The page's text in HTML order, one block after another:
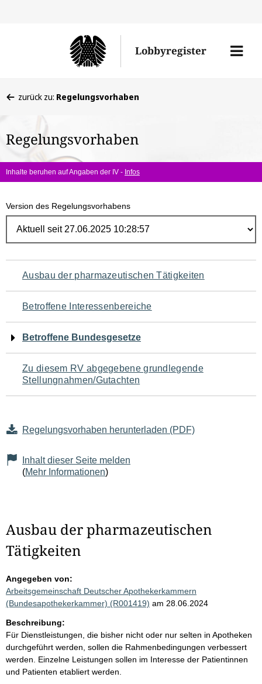
Lobbyregister
Menü
befinden
hier:
zurück zu: Regelungsvorhaben
Regelungsvorhaben
Inhalte beruhen auf Angaben der IV - Infos
Version des Regelungsvorhabens
Navigation
für
den
Seiteninhalt
Ausbau der pharmazeutischen Tätigkeiten
Betroffene Interessenbereiche
Betroffene Bundesgesetze
Zu diesem RV abgegebene grundlegende
Stellungnahmen/Gutachten
Regelungsvorhaben herunterladen (PDF)
Inhalt dieser Seite melden
(Mehr Informationen)
Ausbau der pharmazeutischen
Tätigkeiten
Angegeben von:
Arbeitsgemeinschaft Deutscher Apothekerkammern
(Bundesapothekerkammer) (R001419) am 28.06.2024
Beschreibung:
Für Dienstleistungen, die bisher nicht oder nur selten in Apotheken
durchgeführt werden, sollen die Rahmenbedingungen verbessert
werden. Einzelne Leistungen sollen im Interesse der Patientinnen
und Patienten etabliert werden.